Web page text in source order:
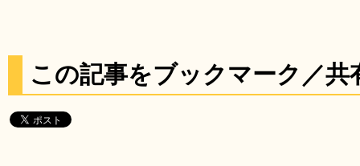
この記事をブックマーク／共